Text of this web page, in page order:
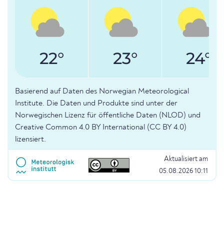
22° 23° 24°
Basierend auf Daten des Norwegian Meteorological
Institute. Die Daten und Produkte sind unter der
Norwegischen Lizenz für öffentliche Daten (NLOD) und
Creative Common 4.0 BY International (CC BY 4.0)
lizensiert.
Aktualisiert am
05.08.2026 10:11